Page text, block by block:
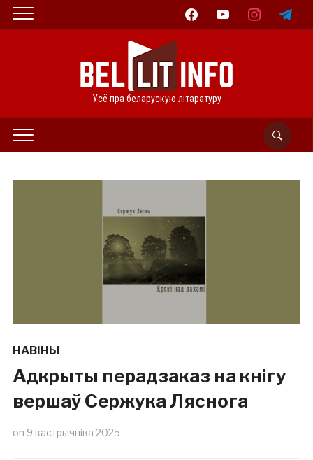
facebookyoutube instagramtelegram
Усё пра беларускую літаратуру
НАВІНЫ
Адкрыты перадзаказ на кнігу
вершаў Сержука Ляснога
on 9 кастрычніка 2025